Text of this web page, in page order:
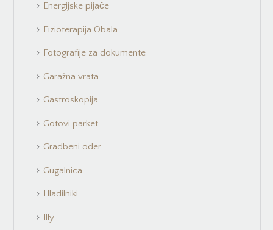
Energijske pijače
Fizioterapija Obala
Fotografije za dokumente
Garažna vrata
Gastroskopija
Gotovi parket
Gradbeni oder
Gugalnica
Hladilniki
Illy